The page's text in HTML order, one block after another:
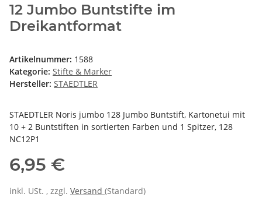
12 Jumbo Buntstifte im
Dreikantformat
Artikelnummer: 1588
Kategorie: Stifte & Marker
Hersteller: STAEDTLER
STAEDTLER Noris jumbo 128 Jumbo Buntstift, Kartonetui mit
10 + 2 Buntstiften in sortierten Farben und 1 Spitzer, 128
NC12P1
6,95 €
inkl. USt. , zzgl. Versand (Standard)